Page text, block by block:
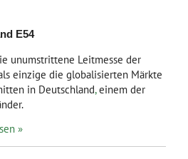
E54
unumstrittene Leitmesse der
einzige die globalisierten Märkte
in Deutschland,einem der
»